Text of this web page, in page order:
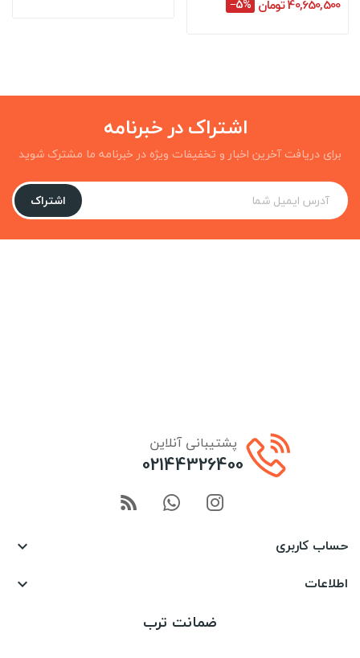
40,650,500 تومان ‎−5%
اشتراک در خبرنامه
برای دریافت آخرین اخبار و تخفیفات ویژه در خبرنامه ما مشترک شوید
اشتراک
پشتیبانی آنلاین
02144326400
حساب کاربری 
اطلاعات 
ضمانت ترب